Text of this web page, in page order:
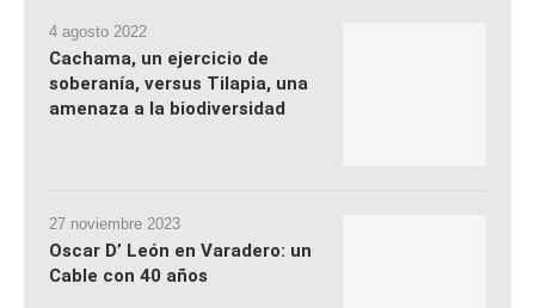
4 agosto 2022
Cachama, un ejercicio de
soberanía, versus Tilapia, una
amenaza a la biodiversidad
27 noviembre 2023
Oscar D’ León en Varadero: un
Cable con 40 años